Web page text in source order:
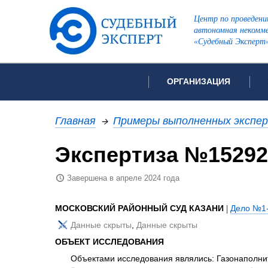
Центр по
автономная
«Судебный
ОРГАНИЗАЦИЯ
Об организации
Рекомендации
Вакансии
Политика
Список всех
Инженерно-
Пожарно-
Главная → Примеры выполненных
Экспертиза
Завершена в апреле 2024 года
МОСКОВСКИЙ РАЙОННЫЙ СУД КАЗАНИ | Дело
Данные скрыты, Данные скрыты
ОБЪЕКТ ИССЛЕДОВАНИЯ
Объектами исследования являлись: